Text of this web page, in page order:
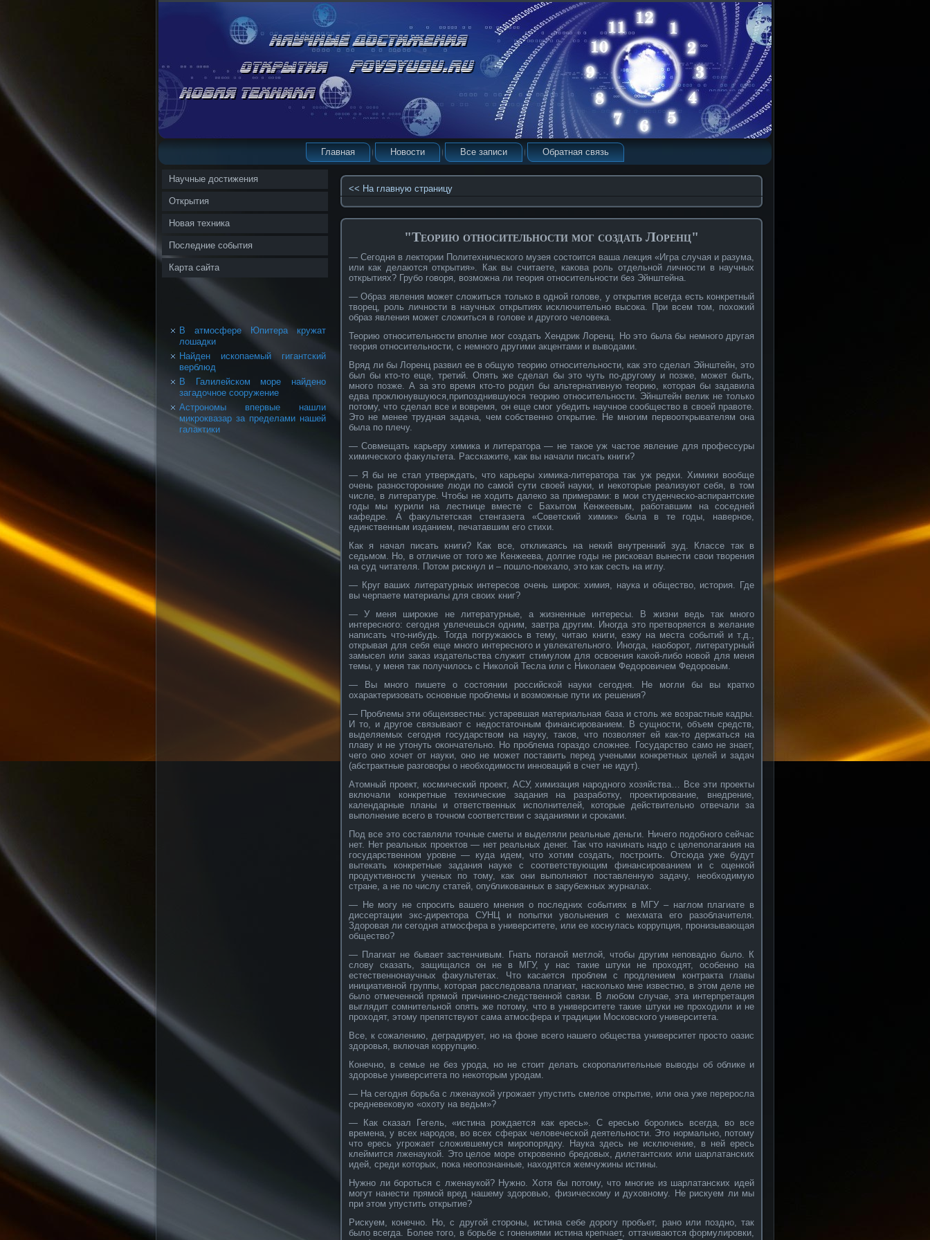
Главная Новости Все записи Обратная связь
Научные достижения
Открытия
Новая техника
Последние события
Карта сайта
В атмосфере Юпитера кружат
лошадки
Найден ископаемый гигантский
верблюд
В Галилейском море найдено
загадочное сооружение
Астрономы впервые нашли
микроквазар за пределами нашей
галактики
<< На главную страницу
"Теорию относительности мог создать Лоренц"
— Сегодня в лектории Политехнического музея состоится ваша лекция «Игра случая и разума,
или как делаются открытия». Как вы считаете, какова роль отдельной личности в научных
открытиях? Грубо говоря, возможна ли теория относительности без Эйнштейна.
— Образ явления может сложиться только в одной голове, у открытия всегда есть конкретный
творец, роль личности в научных открытиях исключительно высока. При всем том, похожий
образ явления может сложиться в голове и другого человека.
Теорию относительности вполне мог создать Хендрик Лоренц. Но это была бы немного другая
теория относительности, с немного другими акцентами и выводами.
Вряд ли бы Лоренц развил ее в общую теорию относительности, как это сделал Эйнштейн, это
был бы кто-то еще, третий. Опять же сделал бы это чуть по-другому и позже, может быть,
много позже. А за это время кто-то родил бы альтернативную теорию, которая бы задавила
едва проклюнувшуюся,припозднившуюся теорию относительности. Эйнштейн велик не только
потому, что сделал все и вовремя, он еще смог убедить научное сообщество в своей правоте.
Это не менее трудная задача, чем собственно открытие. Не многим первооткрывателям она
была по плечу.
— Совмещать карьеру химика и литератора — не такое уж частое явление для профессуры
химического факультета. Расскажите, как вы начали писать книги?
— Я бы не стал утверждать, что карьеры химика-литератора так уж редки. Химики вообще
очень разносторонние люди по самой сути своей науки, и некоторые реализуют себя, в том
числе, в литературе. Чтобы не ходить далеко за примерами: в мои студенческо-аспирантские
годы мы курили на лестнице вместе с Бахытом Кенжеевым, работавшим на соседней
кафедре. А факультетская стенгазета «Советский химик» была в те годы, наверное,
единственным изданием, печатавшим его стихи.
Как я начал писать книги? Как все, откликаясь на некий внутренний зуд. Классе так в
седьмом. Но, в отличие от того же Кенжеева, долгие годы не рисковал вынести свои творения
на суд читателя. Потом рискнул и – пошло-поехало, это как сесть на иглу.
— Круг ваших литературных интересов очень широк: химия, наука и общество, история. Где
вы черпаете материалы для своих книг?
— У меня широкие не литературные, а жизненные интересы. В жизни ведь так много
интересного: сегодня увлечешься одним, завтра другим. Иногда это претворяется в желание
написать что-нибудь. Тогда погружаюсь в тему, читаю книги, езжу на места событий и т.д.,
открывая для себя еще много интересного и увлекательного. Иногда, наоборот, литературный
замысел или заказ издательства служит стимулом для освоения какой-либо новой для меня
темы, у меня так получилось с Николой Тесла или с Николаем Федоровичем Федоровым.
— Вы много пишете о состоянии российской науки сегодня. Не могли бы вы кратко
охарактеризовать основные проблемы и возможные пути их решения?
— Проблемы эти общеизвестны: устаревшая материальная база и столь же возрастные кадры.
И то, и другое связывают с недостаточным финансированием. В сущности, объем средств,
выделяемых сегодня государством на науку, таков, что позволяет ей как-то держаться на
плаву и не утонуть окончательно. Но проблема гораздо сложнее. Государство само не знает,
чего оно хочет от науки, оно не может поставить перед учеными конкретных целей и задач
(абстрактные разговоры о необходимости инноваций в счет не идут).
Атомный проект, космический проект, АСУ, химизация народного хозяйства… Все эти проекты
включали конкретные технические задания на разработку, проектирование, внедрение,
календарные планы и ответственных исполнителей, которые действительно отвечали за
выполнение всего в точном соответствии с заданиями и сроками.
Под все это составляли точные сметы и выделяли реальные деньги. Ничего подобного сейчас
нет. Нет реальных проектов — нет реальных денег. Так что начинать надо с целеполагания на
государственном уровне — куда идем, что хотим создать, построить. Отсюда уже будут
вытекать конкретные задания науке с соответствующим финансированием и с оценкой
продуктивности ученых по тому, как они выполняют поставленную задачу, необходимую
стране, а не по числу статей, опубликованных в зарубежных журналах.
— Не могу не спросить вашего мнения о последних событиях в МГУ – наглом плагиате в
диссертации экс-директора СУНЦ и попытки увольнения с мехмата его разоблачителя.
Здоровая ли сегодня атмосфера в университете, или ее коснулась коррупция, пронизывающая
общество?
— Плагиат не бывает застенчивым. Гнать поганой метлой, чтобы другим неповадно было. К
слову сказать, защищался он не в МГУ, у нас такие штуки не проходят, особенно на
естественнонаучных факультетах. Что касается проблем с продлением контракта главы
инициативной группы, которая расследовала плагиат, насколько мне известно, в этом деле не
было отмеченной прямой причинно-следственной связи. В любом случае, эта интерпретация
выглядит сомнительной опять же потому, что в университете такие штуки не проходили и не
проходят, этому препятствуют сама атмосфера и традиции Московского университета.
Все, к сожалению, деградирует, но на фоне всего нашего общества университет просто оазис
здоровья, включая коррупцию.
Конечно, в семье не без урода, но не стоит делать скоропалительные выводы об облике и
здоровье университета по некоторым уродам.
— На сегодня борьба с лженаукой угрожает упустить смелое открытие, или она уже переросла
средневековую «охоту на ведьм»?
— Как сказал Гегель, «истина рождается как ересь». С ересью боролись всегда, во все
времена, у всех народов, во всех сферах человеческой деятельности. Это нормально, потому
что ересь угрожает сложившемуся миропорядку. Наука здесь не исключение, в ней ересь
клеймится лженаукой. Это целое море откровенно бредовых, дилетантских или шарлатанских
идей, среди которых, пока неопознанные, находятся жемчужины истины.
Нужно ли бороться с лженаукой? Нужно. Хотя бы потому, что многие из шарлатанских идей
могут нанести прямой вред нашему здоровью, физическому и духовному. Не рискуем ли мы
при этом упустить открытие?
Рискуем, конечно. Но, с другой стороны, истина себе дорогу пробьет, рано или поздно, так
было всегда. Более того, в борьбе с гонениями истина крепчает, оттачиваются формулировки,